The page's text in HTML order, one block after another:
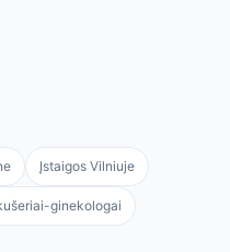
Įstaigos Vilniuje
ginekologai